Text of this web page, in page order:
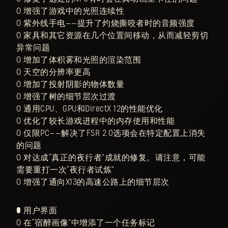
○ 增强了游戏中的光照连续性
○ 紫外线手电——提升了灼烧撕咬者时的音频强度
○ 家具和其它资源在几个位置间移动，从而减轻剪切
异常问题
○ 增加了体积雾和光照的渲染范围
○ 天空的分辨率更高
○ 增加了投射阴影的物体数量
○ 增强了树的细节层次过渡
○ 通用CPU、GPU和DirectX 12的性能优化
○ 优化了较长游戏进程中的内存使用和性能
○ 仅限PC——解决了FSR 2.0选项会在特定配置上消失
的问题
○ 对达成“真正的夜行者”成就的修复。请注意，可能
需要重打一次“夜行者试炼”
○ 增强了通向X13的高速公路上的细节层次
● 用户界面
○ 在“宿醉画像”中增添了一个任务标记